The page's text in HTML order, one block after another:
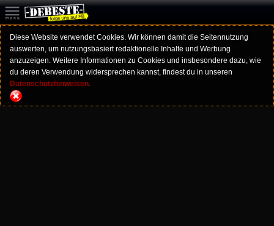
Diese Website verwendet Cookies. Wir können damit die Seitennutzung
auswerten, um nutzungsbasiert redaktionelle Inhalte und Werbung
anzuzeigen. Weitere Informationen zu Cookies und insbesondere dazu, wie
du deren Verwendung widersprechen kannst, findest du in unseren
Datenschutzhinweisen.